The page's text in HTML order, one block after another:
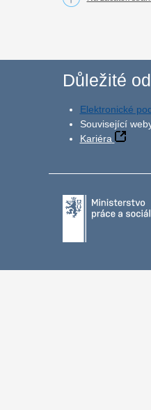
Důležité
Elektronické
Související
Kariéra